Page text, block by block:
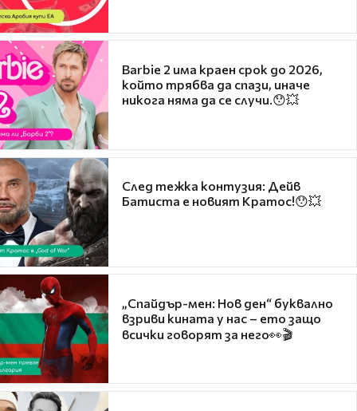
Barbie 2 има краен срок до 2026,
който трябва да спази, иначе
никога няма да се случи.😯💥
След тежка контузия: Дейв
Батиста е новият Кратос!😯💥
„Спайдър-мен: Нов ден“ буквално
взриви кината у нас – ето защо
всички говорят за него👀🎬